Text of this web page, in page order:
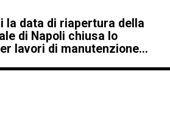
la data di riapertura della
di Napoli chiusa lo
lavori di manutenzione…